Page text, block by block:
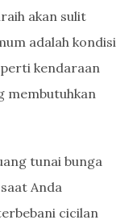
akan sulit
adalah kondisi
kendaraan
membutuhkan
tunai bunga
Anda
cicilan